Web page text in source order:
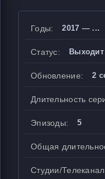
Годы: 2017 — ...
Статус: Выходит
Обновление: 2
Длительность
Эпизоды: 5
Общая
Студии/